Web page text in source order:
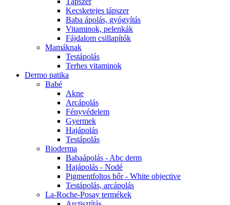
Kecsketejes tápszer
Baba ápolás, gyógyítás
Vitaminok, pelenkák
Fájdalom csillapítók
Mamáknak
Testápolás
Terhes vitaminok
Dermo patika
Babé
Akne
Arcápolás
Fényvédelem
Gyermek
Hajápolás
Testápolás
Bioderma
Babaápolás - Abc derm
Hajápolás - Nodé
Pigmentfoltos bőr - White objective
Testápolás, arcápolás
La-Roche-Posay termékek